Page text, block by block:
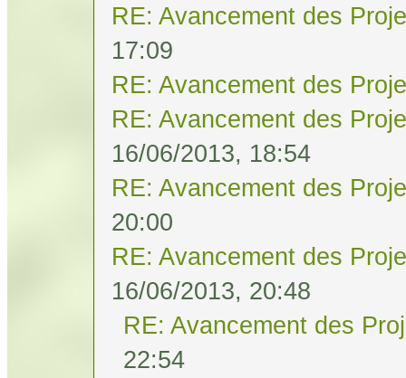
RE: Avancement des
17:09
RE: Avancement des
RE: Avancement des
16/06/2013, 18:54
RE: Avancement des
20:00
RE: Avancement des
16/06/2013, 20:48
RE: Avancement des
22:54